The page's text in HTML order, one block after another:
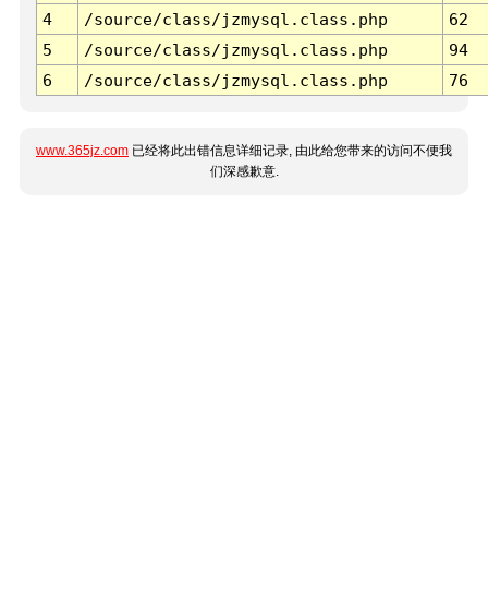
4
/source/class/jzmysql.class.php
62
5
/source/class/jzmysql.class.php
94
6
/source/class/jzmysql.class.php 76
www.365jz.com 已经将此出错信息详细记录, 由此给您带来的访问不便我
们深感歉意.